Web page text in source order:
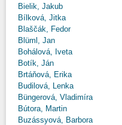
Bielik, Jakub
Bílková, Jitka
Blaščák, Fedor
Blüml, Jan
Bohálová, Iveta
Botík, Ján
Brtáňová, Erika
Budilová, Lenka
Büngerová, Vladimíra
Bútora, Martin
Buzássyová, Barbora